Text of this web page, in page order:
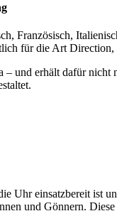
Französisch,
für die Art
– und erhält dafür
Uhr einsatzbereit ist
und Gönnern.